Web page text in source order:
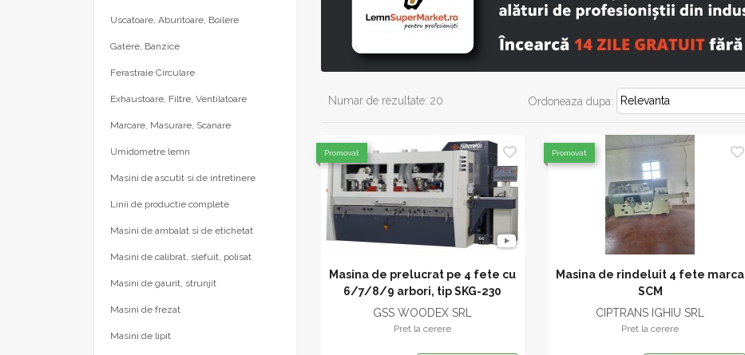
Uscatoare, Aburitoare, Boilere
Gatere, Banzice
Ferastraie Circulare
Exhaustoare, Filtre, Ventilatoare
Marcare, Masurare, Scanare
Umidometre lemn
Masini de ascutit si de intretinere
Linii de productie complete
Masini de ambalat si de etichetat
Masini de calibrat, slefuit, polisat
Masini de gaurit, strunjit
Masini de frezat
Masini de lipit
Numar de rezultate: 20 Ordoneaza dupa:
Masina de prelucrat pe 4 fete cu
6/7/8/9 arbori, tip SKG-230
GSS WOODEX SRL
Pret la cerere
Promovat
Masina de rindeluit 4 fete marca
SCM
CIPTRANS IGHIU SRL
Pret la cerere
Promovat